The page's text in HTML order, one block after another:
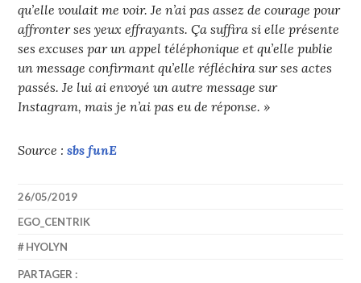
qu’elle voulait me voir. Je n’ai pas assez de courage pour
affronter ses yeux effrayants. Ça suffira si elle présente
ses excuses par un appel téléphonique et qu’elle publie
un message confirmant qu’elle réfléchira sur ses actes
passés. Je lui ai envoyé un autre message sur
Instagram, mais je n’ai pas eu de réponse. »
Source :sbs funE
26/05/2019
EGO_CENTRIK
HYOLYN
PARTAGER :